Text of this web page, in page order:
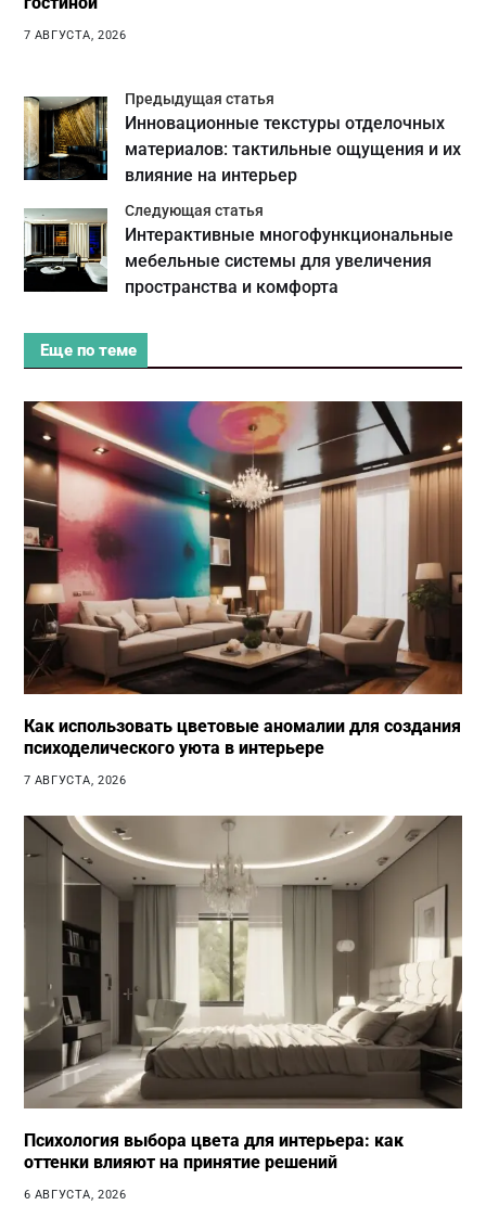
7 АВГУСТА, 2026
Предыдущая статья
Инновационные текстуры отделочных
материалов: тактильные ощущения и их
влияние на интерьер
Следующая статья
Интерактивные многофункциональные
мебельные системы для увеличения
пространства и комфорта
Еще по теме
Как использовать цветовые аномалии для создания
психоделического уюта в интерьере
7 АВГУСТА, 2026
Психология выбора цвета для интерьера: как
оттенки влияют на принятие решений
6 АВГУСТА, 2026